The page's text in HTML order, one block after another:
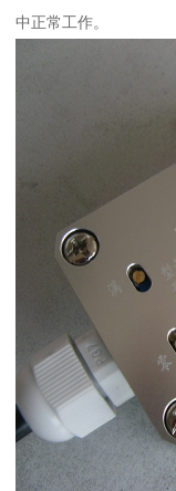
中正常工作。